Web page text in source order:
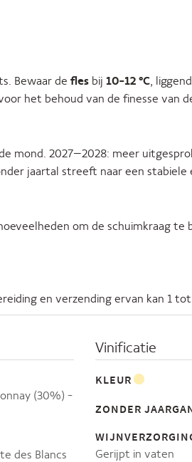
Bewaar de fles bij 10-12 °C,
het behoud van de finesse van
mond. 2027–2028: meer
jaartal streeft naar een stabiele
om de schuimkraag te
en verzending ervan kan 1
(30%)
des Blancs
Vinificatie
KLEUR
ZONDER
Gerijpt in vaten